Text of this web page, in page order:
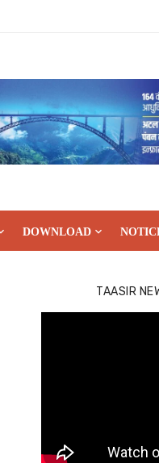
DOWNLOAD
TAASIR